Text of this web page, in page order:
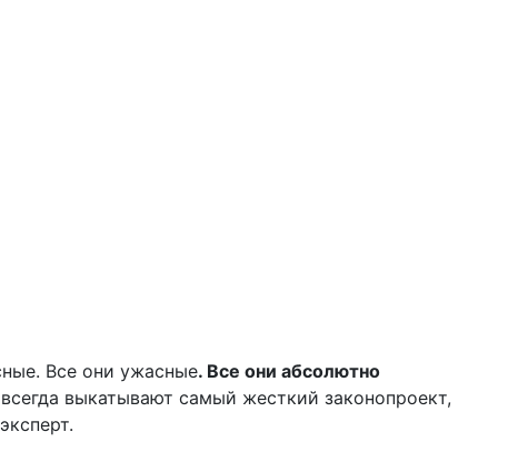
Все они ужасные. Все они абсолютно
выкатывают самый жесткий законопроект,